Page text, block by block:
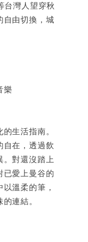
台灣人望穿秋
自由切換，城
樂
生活指南。
自在，透過飲
。對還沒踏上
已愛上曼谷的
溫柔的筆，
連結。